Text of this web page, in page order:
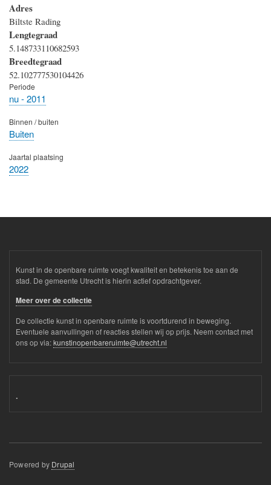
Adres
Biltste Rading
Lengtegraad
5.148733110682593
Breedtegraad
52.102777530104426
Periode
nu - 2011
Binnen / buiten
Buiten
Jaartal plaatsing
2022
Kunst in de openbare ruimte voegt kwaliteit en betekenis toe aan de
stad. De gemeente Utrecht is hierin actief opdrachtgever.
Meer over de collectie
De collectie kunst in openbare ruimte is voortdurend in beweging.
Eventuele aanvullingen of reacties stellen wij op prijs. Neem contact met
ons op via:kunstinopenbareruimte@utrecht.nl
.
Powered by Drupal